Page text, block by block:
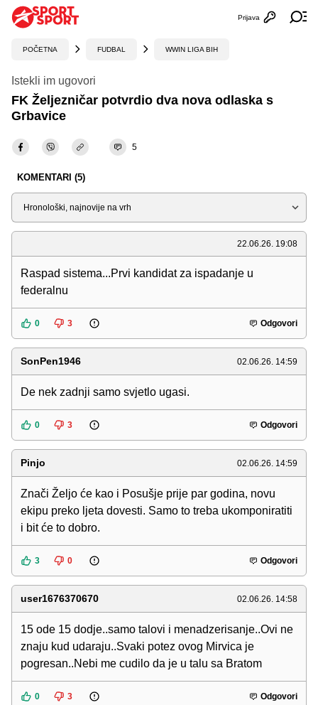
Otvori
Prijava
POČETNA FUDBAL WWIN LIGA BIH
Istekli im ugovori
FK Željezničar potvrdio dva nova odlaska s
Grbavice
5
KOMENTARI (5)
Sortiraj
22.06.26. 19:08
Raspad sistema...Prvi kandidat za ispadanje u
federalnu
0 3 Odgovori
SonPen1946 02.06.26. 14:59
De nek zadnji samo svjetlo ugasi.
0 3 Odgovori
Pinjo 02.06.26. 14:59
Znači Željo će kao i Posušje prije par godina, novu
ekipu preko ljeta dovesti. Samo to treba ukomponiratiti
i bit će to dobro.
3 0 Odgovori
user1676370670 02.06.26. 14:58
15 ode 15 dodje..samo talovi i menadzerisanje..Ovi ne
znaju kud udaraju..Svaki potez ovog Mirvica je
pogresan..Nebi me cudilo da je u talu sa Bratom
0 3 Odgovori